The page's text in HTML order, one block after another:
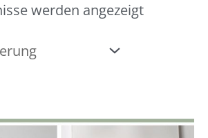
werden angezeigt